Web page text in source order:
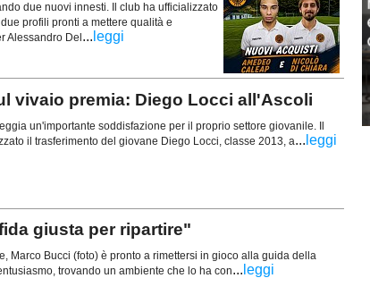
due nuovi innesti. Il club ha ufficializzato
profili pronti a mettere qualità e
Alessandro Del ... leggi
vivaio premia: Diego Locci all'Ascoli
un'importante soddisfazione per il proprio settore giovanile. Il
il trasferimento del giovane Diego Locci, classe 2013, a... leggi
giusta per ripartire"
Marco Bucci (foto) è pronto a rimettersi in gioco alla guida della
trovando un ambiente che lo ha con... leggi